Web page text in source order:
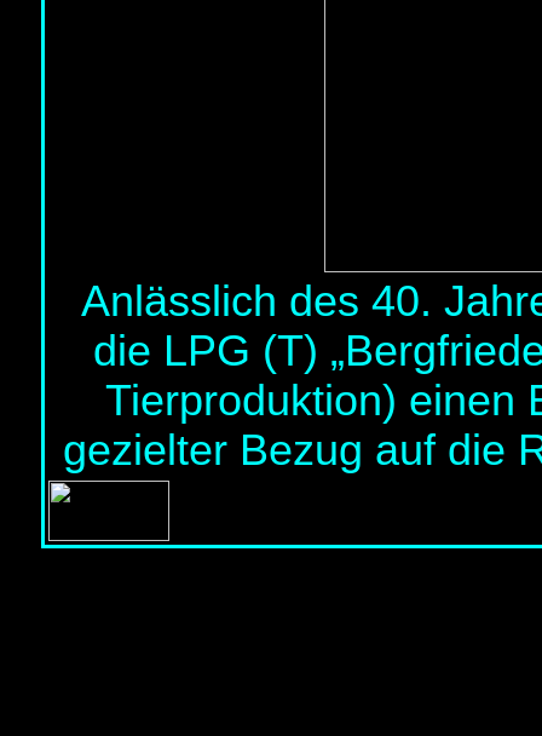
Anlässlich des 40.
die LPG (T)
Tierproduktion) einen
gezielter Bezug auf die